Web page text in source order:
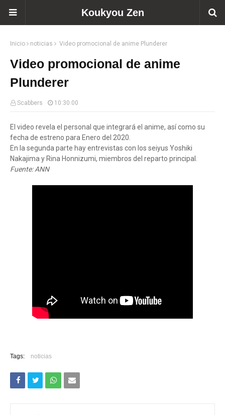
Koukyou Zen
Inicio noticias Video promocional de anime Plunderer
Video promocional de anime
Plunderer
Scabbers 10:30:00
El video revela el personal que integrará el anime, así como su
fecha de estreno para Enero del 2020.
En la segunda parte hay entrevistas con los seiyus Yoshiki
Nakajima y Rina Honnizumi, miembros del reparto principal.
Fuente: ANN
Tags: noticias